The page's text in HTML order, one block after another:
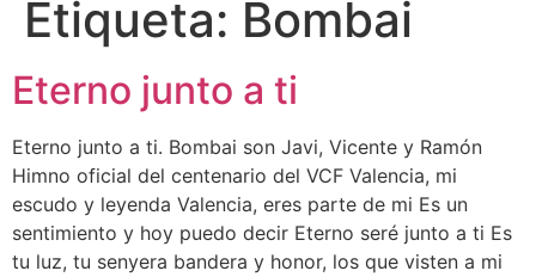
Etiqueta: Bombai
Eterno junto a ti
Eterno junto a ti. Bombai son Javi, Vicente y Ramón
Himno oficial del centenario del VCF Valencia, mi
escudo y leyenda Valencia, eres parte de mi Es un
sentimiento y hoy puedo decir Eterno seré junto a ti Es
tu luz, tu senyera bandera y honor, los que visten a mi